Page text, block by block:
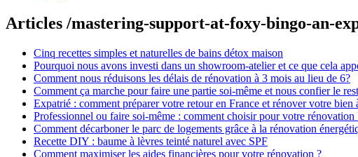
Articles /mastering-support-at-foxy-bingo-an-
Cinq recettes simples et naturelles de bains détox maison
Pourquoi nous avons investi dans un showroom-atelier et ce que cela
Comment nous réduisons les délais de rénovation à 3 mois au lieu de 6?
Comment ça marche pour faire une partie soi-même et nous confier le
Expatrié : comment préparer votre retour en France et rénover votre bien
Professionnel ou faire soi-même : comment choisir pour votre rénovation
Comment décarboner le parc de logements grâce à la rénovation
Recette DIY : baume à lèvres teinté naturel avec SPF
Comment maximiser les aides financières pour votre rénovation ?